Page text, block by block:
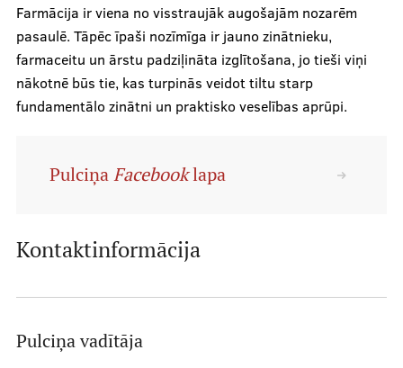
Stipendijas
Kontakti
Valde
Dienesta viesnīcu vecākie
Satversmes sapulces delegāti
Farmācija ir viena no visstraujāk augošajām nozarēm
pasaulē. Tāpēc īpaši nozīmīga ir jauno zinātnieku,
farmaceitu un ārstu padziļināta izglītošana, jo tieši viņi
nākotnē būs tie, kas turpinās veidot tiltu starp
fundamentālo zinātni un praktisko veselības aprūpi.
PulciņaFacebooklapa
Kontaktinformācija
Pulciņa vadītāja